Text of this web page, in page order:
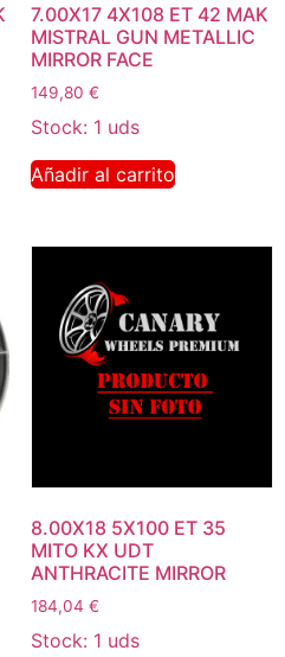
7.00X17 4X108 ET 42 MAK
MISTRAL GUN METALLIC
MIRROR FACE
149,80 €
Stock: 1 uds
Añadir al carrito
8.00X18 5X100 ET 35
MITO KX UDT
ANTHRACITE MIRROR
184,04 €
Stock: 1 uds